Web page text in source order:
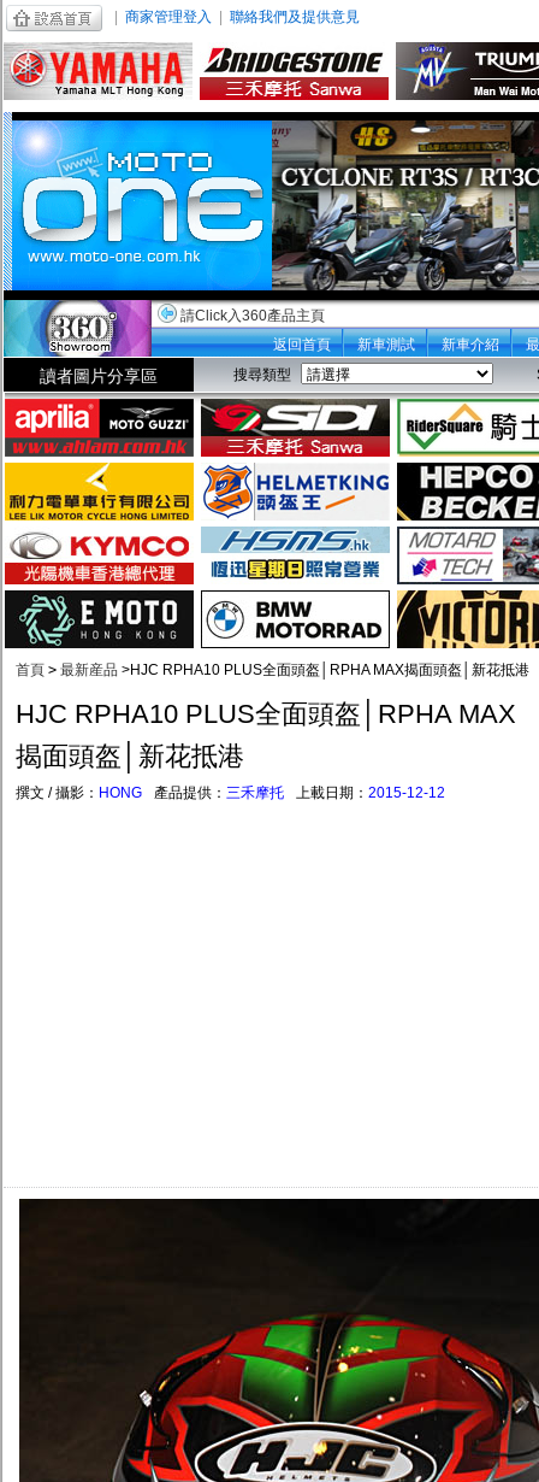
商家管理登入 聯絡我們及提供意見
請Click入360產品主頁
返回首頁
新車測試 新車介紹
讀者圖片分享區 搜尋類型
首頁 > 最新産品 >HJC RPHA10 PLUS全面頭盔│RPHA MAX揭面頭盔│新花抵港
HJC RPHA10 PLUS全面頭盔│RPHA MAX
揭面頭盔│新花抵港
撰文 / 攝影： HONG 產品提供： 三禾摩托 上載日期： 2015-12-12